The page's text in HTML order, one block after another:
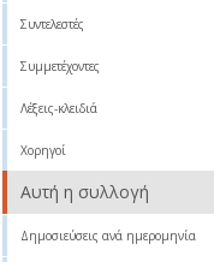
Συντελεστές
Συμμετέχοντες
Λέξεις-κλειδιά
Χορηγοί
Αυτή η συλλογή
Δημοσιεύσεις ανά ημερομηνία